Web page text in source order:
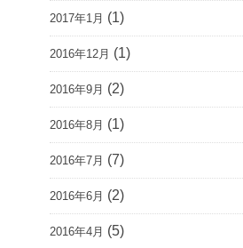
2017年1月 (1)
2016年12月 (1)
2016年9月 (2)
2016年8月 (1)
2016年7月 (7)
2016年6月 (2)
2016年4月 (5)